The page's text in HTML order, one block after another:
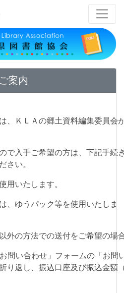
案内
、ＫＬＡの郷土資料編集委員会
るもの
で入手ご希望の方は、下記手続
い合わせく
用いたします。
、ゆうパック等を使用いたしま
。
外の方法での送付をご希望の場
問い合わせ」フォームの「お問
り返し、振込口座及び振込金額